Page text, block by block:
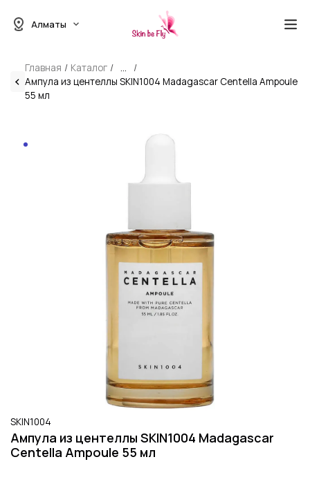
Алматы
Главная Каталог
...
Ампула из центеллы SKIN1004 Madagascar Centella Ampoule
55 мл
SKIN1004
Ампула из центеллы SKIN1004 Madagascar
Centella Ampoule 55 мл